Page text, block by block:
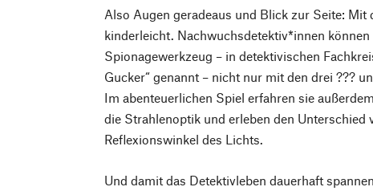
Also Augen geradeaus und Blick zur Seite: Mit
kinderleicht. Nachwuchsdetektiv*innen
Spionagewerkzeug – in detektivischen
Gucker“ genannt – nicht nur mit den drei ???
Im abenteuerlichen Spiel erfahren sie
die Strahlenoptik und erleben den Unterschied
Reflexionswinkel des Lichts.
Und damit das Detektivleben dauerhaft